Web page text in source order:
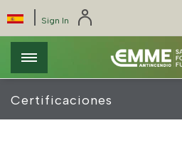
al
contenido
principal
Select
language
Sign In
Certificaciones
Pannello di gestione dei cookies